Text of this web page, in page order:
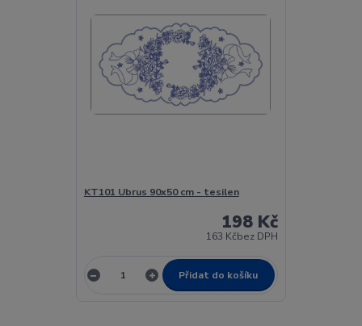
KT101 Ubrus 90x50 cm - tesilen
198 Kč
163 Kčbez DPH
Přidat do košíku